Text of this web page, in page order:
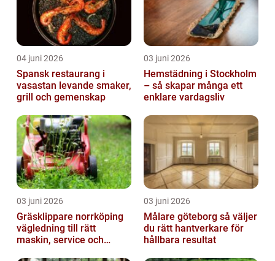
04 juni 2026
Spansk restaurang i
vasastan levande smaker,
grill och gemenskap
03 juni 2026
Hemstädning i Stockholm
– så skapar många ett
enklare vardagsliv
03 juni 2026
Gräsklippare norrköping
vägledning till rätt
maskin, service och
03 juni 2026
Målare göteborg så väljer
du rätt hantverkare för
hållbara resultat